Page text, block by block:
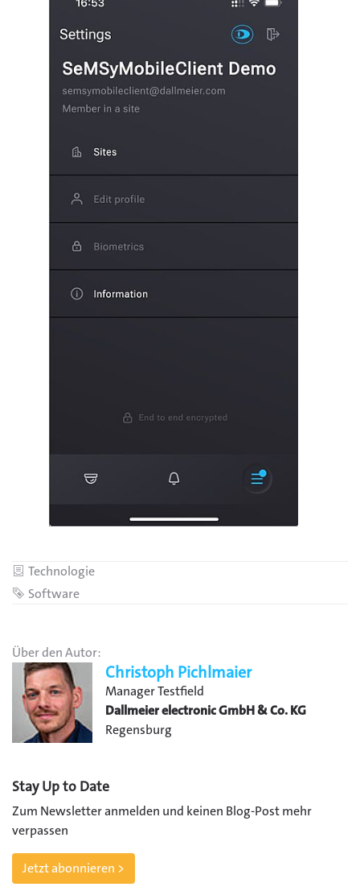
Kategorie
Technologie
Schlagwort
Software
Über den Autor:
Christoph Pichlmaier
Manager Testfield
Dallmeier electronic GmbH & Co. KG
Regensburg
Stay Up to Date
Zum Newsletter anmelden und keinen Blog-Post mehr
verpassen
Jetzt abonnieren >